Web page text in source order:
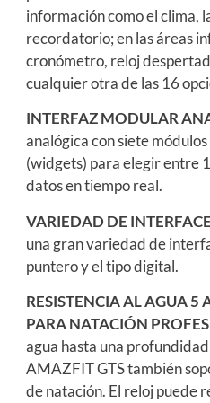
información como el clima,
recordatorio; en las áreas
cronómetro, reloj
cualquier otra de las 16
INTERFAZ MODULAR
analógica con siete
(widgets) para elegir entre
datos en tiempo real.
VARIEDAD DE
una gran variedad de
puntero y el tipo digital.
RESISTENCIA AL AGUA 5
PARA NATACIÓN
agua hasta una
AMAZFIT GTS también
de natación. El reloj puede